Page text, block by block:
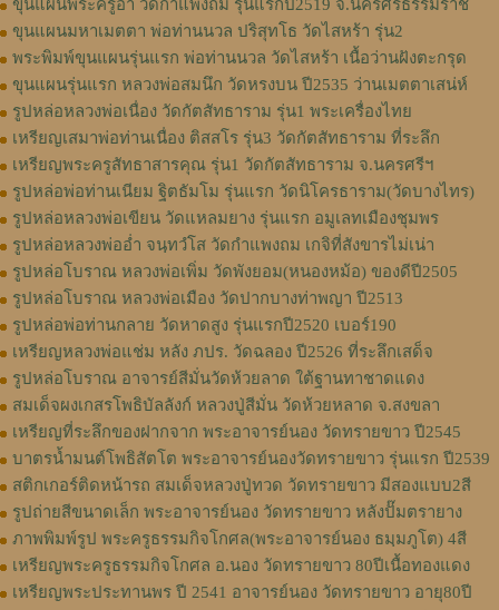
ขุนแผนพระครูอ่ำ วัดกำแพงถม รุ่นแรกปี2519 จ.นครศรีธรรมราช
ขุนแผนมหาเมตตา พ่อท่านนวล ปริสุทโธ วัดไสหร้า รุ่น2
พระพิมพ์ขุนแผนรุ่นแรก พ่อท่านนวล วัดไสหร้า เนื้อว่านฝังตะกรุด
ขุนแผนรุ่นแรก หลวงพ่อสมนึก วัดหรงบน ปี2535 ว่านเมตตาเสน่ห์
รูปหล่อหลวงพ่อเนื่อง วัดกัตสัทธาราม รุ่น1 พระเครื่องไทย
เหรียญเสมาพ่อท่านเนื่อง ติสสโร รุ่น3 วัดกัตสัทธาราม ที่ระลึก
เหรียญพระครูสัทธาสารคุณ รุ่น1 วัดกัตสัทธาราม จ.นครศรีฯ
รูปหล่อพ่อท่านเนียม ฐิตธัมโม รุ่นแรก วัดนิโครธาราม(วัดบางไทร)
รูปหล่อหลวงพ่อเขียน วัดแหลมยาง รุ่นแรก อมูเลทเมืองชุมพร
รูปหล่อหลวงพ่ออ่ำ จนฺทวํโส วัดกำแพงถม เกจิที่สังขารไม่เน่า
รูปหล่อโบราณ หลวงพ่อเพิ่ม วัดพังยอม(หนองหม้อ) ของดีปี2505
รูปหล่อโบราณ หลวงพ่อเมือง วัดปากบางท่าพญา ปี2513
รูปหล่อพ่อท่านกลาย วัดหาดสูง รุ่นแรกปี2520 เบอร์190
เหรียญหลวงพ่อแช่ม หลัง ภปร. วัดฉลอง ปี2526 ที่ระลึกเสด็จ
รูปหล่อโบราณ อาจารย์สีมั่นวัดห้วยลาด ใต้ฐานทาชาดแดง
สมเด็จผงเกสรโพธิบัลลังก์ หลวงปู่สีมั่น วัดห้วยหลาด จ.สงขลา
เหรียญที่ระลึกของฝากจาก พระอาจารย์นอง วัดทรายขาว ปี2545
บาตรน้ำมนต์โพธิสัตโต พระอาจารย์นองวัดทรายขาว รุ่นแรก ปี2539
สติกเกอร์ติดหน้ารถ สมเด็จหลวงปู่ทวด วัดทรายขาว มีสองแบบ2สี
รูปถ่ายสีขนาดเล็ก พระอาจารย์นอง วัดทรายขาว หลังปั๊มตรายาง
ภาพพิมพ์รูป พระครูธรรมกิจโกศล(พระอาจารย์นอง ธมฺมภูโต) 4สี
เหรียญพระครูธรรมกิจโกศล อ.นอง วัดทรายขาว 80ปีเนื้อทองแดง
เหรียญพระประทานพร ปี 2541 อาจารย์นอง วัดทรายขาว อายุ80ปี